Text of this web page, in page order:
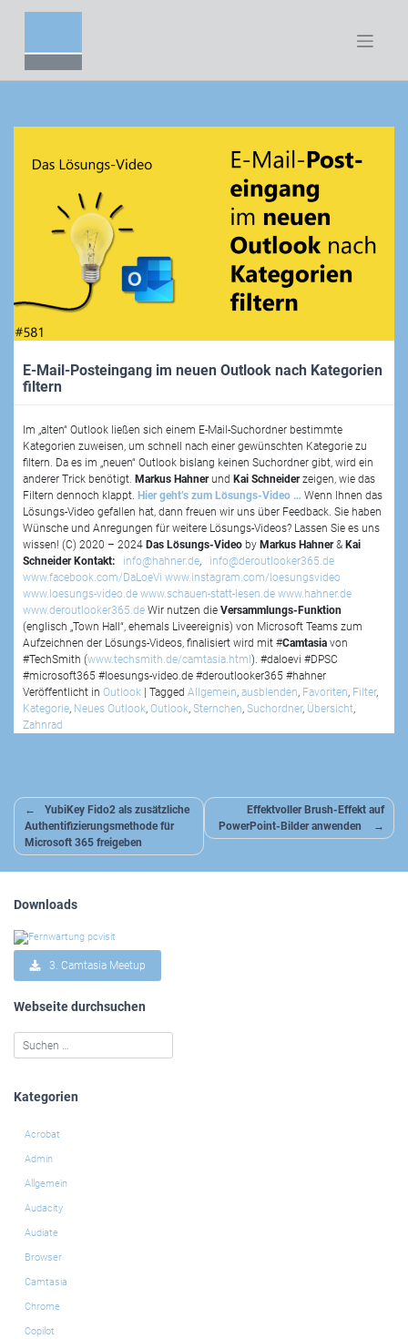
E-Mail-Posteingang im neuen Outlook nach Kategorien
filtern
Im „alten“ Outlook ließen sich einem E-Mail-Suchordner bestimmte
Kategorien zuweisen, um schnell nach einer gewünschten Kategorie zu
filtern. Da es im „neuen“ Outlook bislang keinen Suchordner gibt, wird ein
anderer Trick benötigt. Markus Hahnerund Kai Schneiderzeigen, wie das
Filtern dennoch klappt. Hier geht’s zum Lösungs-Video … Wenn Ihnen das
Lösungs-Video gefallen hat, dann freuen wir uns über Feedback. Sie haben
Wünsche und Anregungen für weitere Lösungs-Videos? Lassen Sie es uns
wissen! (C) 2020 – 2024 Das Lösungs-Video by Markus Hahner& Kai
Schneider Kontakt: info@hahner.de, info@deroutlooker365.de
www.facebook.com/DaLoeVi www.instagram.com/loesungsvideo
www.loesungs-video.de www.schauen-statt-lesen.de www.hahner.de
www.deroutlooker365.de Wir nutzen die Versammlungs-Funktion
(englisch „Town Hall“, ehemals Liveereignis) von Microsoft Teams zum
Aufzeichnen der Lösungs-Videos, finalisiert wird mit #Camtasia von
#TechSmith (www.techsmith.de/camtasia.html). #daloevi #DPSC
#microsoft365 #loesungs-video.de #deroutlooker365 #hahner
Veröffentlicht in Outlook | Tagged Allgemein, ausblenden, Favoriten, Filter,
Kategorie, Neues Outlook, Outlook, Sternchen, Suchordner, Übersicht,
Zahnrad
Beitragsnavigation
YubiKey Fido2 als zusätzliche
Authentifizierungsmethode für
Microsoft 365 freigeben
Effektvoller Brush-Effekt auf
PowerPoint-Bilder anwenden
Downloads
3. Camtasia Meetup
Webseite durchsuchen
Kategorien
Acrobat
Admin
Allgemein
Audacity
Audiate
Browser
Camtasia
Chrome
Copilot